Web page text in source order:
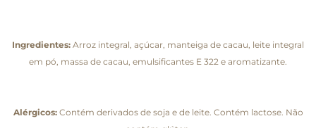
Ingredientes: Arroz integral, açúcar, manteiga de cacau, leite integral
em pó, massa de cacau, emulsificantes E 322 e aromatizante.
Alérgicos: Contém derivados de soja e de leite. Contém lactose. Não